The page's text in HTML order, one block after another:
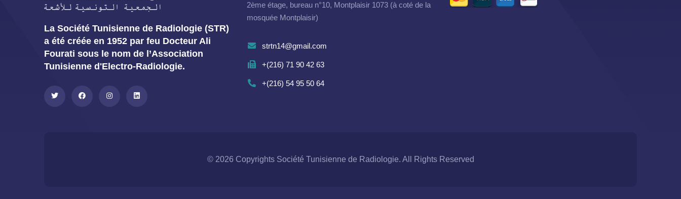
La Société Tunisienne de Radiologie (STR)
a été créée en 1952 par feu Docteur Ali
Fourati sous le nom de l’Association
Tunisienne d'Electro-Radiologie.
2ème étage, bureau n°10, Montplaisir 1073 (à coté de la
mosquée Montplaisir)
strtn14@gmail.com
+(216) 71 90 42 63
+(216) 54 95 50 64
© 2026 Copyrights Société Tunisienne de Radiologie. All Rights Reserved